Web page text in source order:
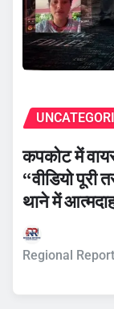
कपकोट में
“वीडियो पूरी
थाने में
Regional